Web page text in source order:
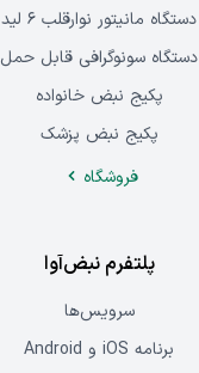
دستگاه مانیتور نوارقلب ۶ لید
دستگاه سونوگرافی قابل حمل
پکیج نبض خانواده
پکیج نبض پزشک
فروشگاه
پلتفرم نبض‌آوا
سرویس‌ها
برنامه iOS و Android